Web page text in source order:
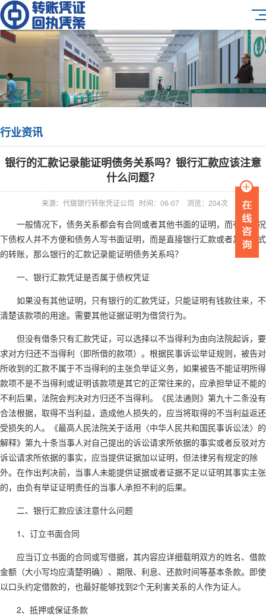
行业资讯
银行的汇款记录能证明债务关系吗？银行汇款应该注意
什么问题？
来源：代做银行转账凭证公司 时间：06-07 浏览：204次
一般情况下，债务关系都会有合同或者其他书面的证明，而有些情况
下债权人并不方便和债务人写书面证明，而是直接银行汇款或者其他方式
的转账，那么银行的汇款记录能证明债务关系吗？
一、银行汇款凭证是否属于债权凭证
如果没有其他证明，只有银行的汇款凭证，只能证明有钱款往来，不
清楚该款项的用途。需要其他证据证明为借贷行为。
但没有借条只有汇款凭证，可以选择以不当得利为由向法院起诉，要
求对方归还不当得利（即所借的款项）。根据民事诉讼举证规则，被告对
所收到的汇款不属于不当得利的主张负举证义务，如果被告不能证明所得
款项不是不当得利或证明该款项是其它的正常往来的，应承担举证不能的
不利后果，法院会判决对方归还不当得利。《民法通则》第九十二条没有
合法根据，取得不当利益，造成他人损失的，应当将取得的不当利益返还
受损失的人。《最高人民法院关于适用〈中华人民共和国民事诉讼法〉的
解释》第九十条当事人对自己提出的诉讼请求所依据的事实或者反驳对方
诉讼请求所依据的事实，应当提供证据加以证明，但法律另有规定的除
外。在作出判决前，当事人未能提供证据或者证据不足以证明其事实主张
的，由负有举证证明责任的当事人承担不利的后果。
二、银行汇款应该注意什么问题
1、订立书面合同
应当订立书面的合同或写借据，其内容应详细载明双方的姓名、借款
金额（大小写均应清楚明确）、期限、利息、还款时间等基本条款。即使
以口头约定借款的，也最好能够找到2个无利害关系的人作为证人。
2、抵押或保证条款